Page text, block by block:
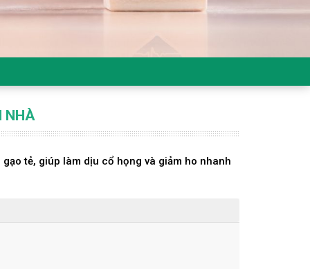
NHÀ
tẻ, giúp làm dịu cổ họng và giảm ho nhanh